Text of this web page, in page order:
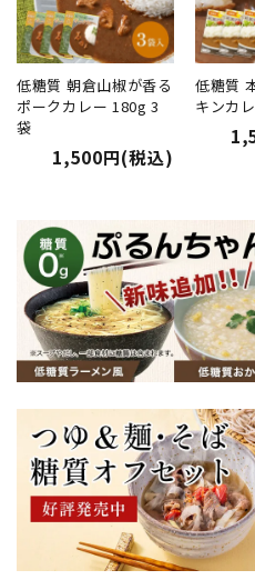
低糖質 朝倉山椒が香る
ポークカレー 180g 3
袋
1,500円(税込)
低糖質
キンカ